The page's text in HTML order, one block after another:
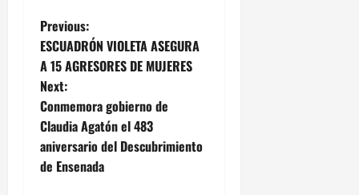
P
o
s
t
n
Previous:
ESCUADRÓN VIOLETA ASEGURA
A 15 AGRESORES DE MUJERES
Next:
Conmemora gobierno de
Claudia Agatón el 483
aniversario del Descubrimiento
de Ensenada